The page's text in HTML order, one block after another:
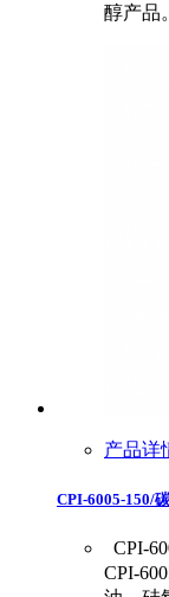
醇产品
产品详
CPI-6005-150/
CPI-
CPI-